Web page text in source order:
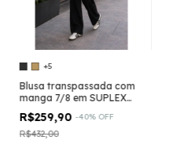
+5
Blusa transpassada com
manga 7/8 em SUPLEX
LIGHT CO2 CONTROL
R$259,90 -40% OFF
R$432,00